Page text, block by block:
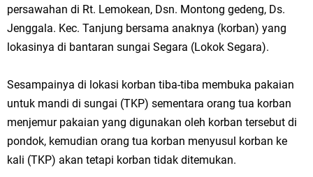
persawahan di Rt. Lemokean, Dsn. Montong gedeng, Ds.
Jenggala. Kec. Tanjung bersama anaknya (korban) yang
lokasinya di bantaran sungai Segara (Lokok Segara).
Sesampainya di lokasi korban tiba-tiba membuka pakaian
untuk mandi di sungai (TKP) sementara orang tua korban
menjemur pakaian yang digunakan oleh korban tersebut di
pondok, kemudian orang tua korban menyusul korban ke
kali (TKP) akan tetapi korban tidak ditemukan.